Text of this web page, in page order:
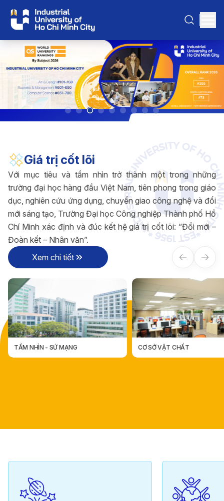
Giá trị cốt lõi
Với mục tiêu và tầm nhìn trở thành một trong những
trường đại học hàng đầu Việt Nam, tiên phong trong giáo
dục, nghiên cứu ứng dụng, chuyển giao công nghệ và đổi
mới sáng tạo, Trường Đại học Công nghiệp Thành phố Hồ
Chí Minh xác định và đúc kết hệ giá trị cốt lõi: “Đổi mới –
Đoàn kết – Nhân văn”.
Xem chi tiết
CƠ SỞ VẬT CHẤT CÁC ĐƠN VỊ TRỰC THUỘC